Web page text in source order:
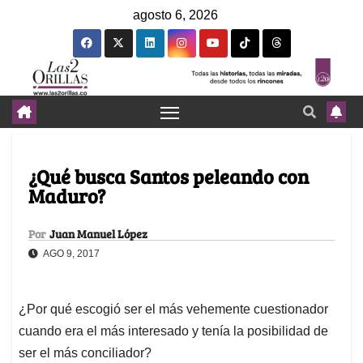
agosto 6, 2026
¿Qué busca Santos peleando con
Maduro?
Por Juan Manuel López
AGO 9, 2017
¿Por qué escogió ser el más vehemente cuestionador
cuando era el más interesado y tenía la posibilidad de
ser el más conciliador?